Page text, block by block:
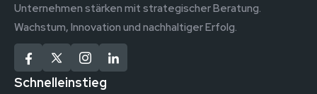
Unternehmen stärken mit strategischer Beratung.
Wachstum, Innovation und nachhaltiger Erfolg.
Schnelleinstieg